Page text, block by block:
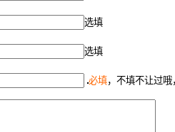
选填
选填
必填，不填不让过